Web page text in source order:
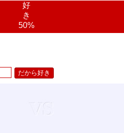
好
き
50%